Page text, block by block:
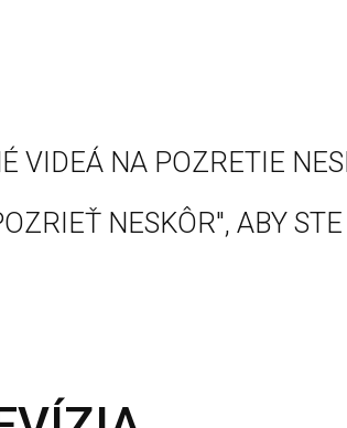
VIDEÁ NA POZRETIE
NESKÔR", ABY